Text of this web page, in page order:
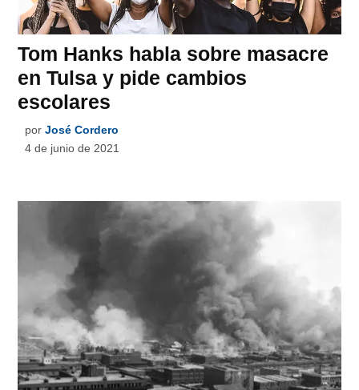
Tom Hanks habla sobre masacre
en Tulsa y pide cambios
escolares
por José Cordero
4 de junio de 2021